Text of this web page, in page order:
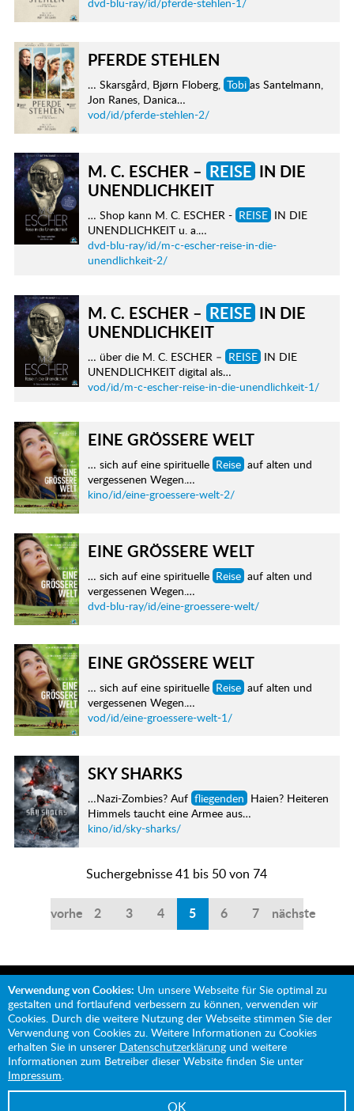
PFERDE STEHLEN
… Skarsgård, Bjørn Floberg, Tobi as Santelmann,
Jon Ranes, Danica…
vod/id/pferde-stehlen-2/
M. C. ESCHER – REISEIN DIE
UNENDLICHKEIT
… Shop kann M. C. ESCHER - REISE IN DIE
UNENDLICHKEIT u. a.…
dvd-blu-ray/id/m-c-escher-reise-in-die-
unendlichkeit-2/
M. C. ESCHER – REISEIN DIE
UNENDLICHKEIT
… über die M. C. ESCHER – REISE IN DIE
UNENDLICHKEIT digital als…
vod/id/m-c-escher-reise-in-die-unendlichkeit-1/
EINE GRÖSSERE WELT
… sich auf eine spirituelle Reise auf alten und
vergessenen Wegen.…
kino/id/eine-groessere-welt-2/
EINE GRÖSSERE WELT
… sich auf eine spirituelle Reise auf alten und
vergessenen Wegen.…
dvd-blu-ray/id/eine-groessere-welt/
EINE GRÖSSERE WELT
… sich auf eine spirituelle Reise auf alten und
vergessenen Wegen.…
vod/id/eine-groessere-welt-1/
SKY SHARKS
…Nazi-Zombies? Auf fliegenden Haien? Heiteren
Himmels taucht eine Armee aus…
kino/id/sky-sharks/
Suchergebnisse 41 bis 50 von 74
vorherige
2 3 4 5 6 7 nächste
Mit Unterstützung von:
Verwendung von Cookies: Um unsere Webseite für Sie optimal zu
gestalten und fortlaufend verbessern zu können, verwenden wir
Cookies. Durch die weitere Nutzung der Webseite stimmen Sie der
Verwendung von Cookies zu. Weitere Informationen zu Cookies
erhalten Sie in unserer Datenschutzerklärung und weitere
Informationen zum Betreiber dieser Website finden Sie unter
Impressum.
OK